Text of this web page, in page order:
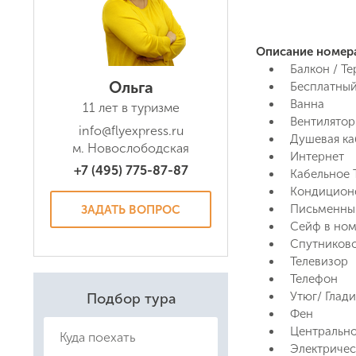
Ольга
11 лет в туризме
info@flyexpress.ru
м. Новослободская
+7 (495) 775-87-87
ЗАДАТЬ ВОПРОС
Даю
Подбор тура
Описание
Балкон /
Ванна
Вентилятор
Душевая
Интернет
Кабельное
Сейф в
Телевизор
Телефон
Утюг/
Фен